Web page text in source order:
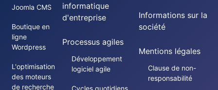
Joomla CMS
Boutique en
ligne
Wordpress
L'optimisation
des moteurs
de recherche
informatique
d'entreprise
Processus agiles
Développement
logiciel agile
Cycles quotidiens
Informations sur la
société
Mentions légales
Clause de non-
responsabilité